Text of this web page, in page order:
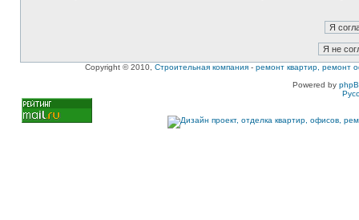
Copyright © 2010, Строительная компания - ремонт квартир, ремонт
Powered by